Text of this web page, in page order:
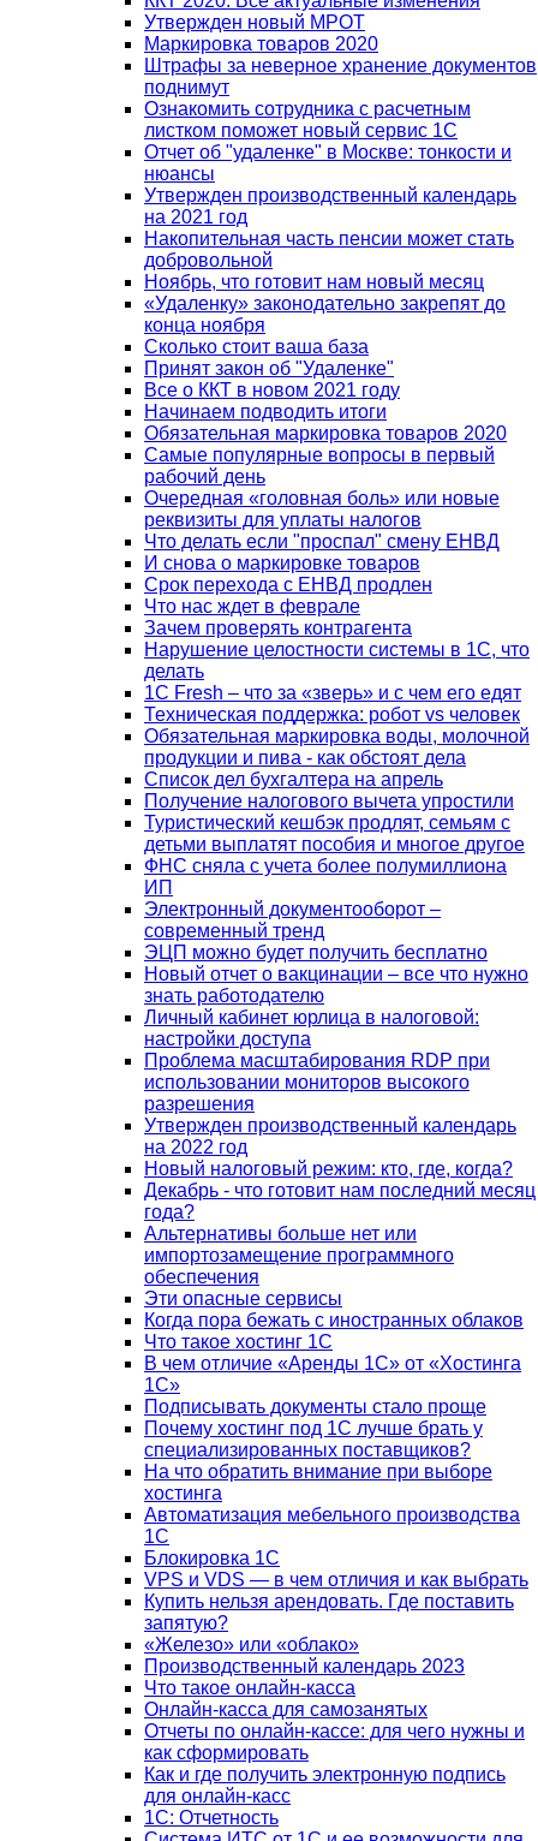
Утвержден новый МРОТ
Маркировка товаров 2020
Штрафы за неверное хранение документов
поднимут
Ознакомить сотрудника с расчетным
листком поможет новый сервис 1С
Отчет об "удаленке" в Москве: тонкости и
нюансы
Утвержден производственный календарь
на 2021 год
Накопительная часть пенсии может стать
добровольной
Ноябрь, что готовит нам новый месяц
«Удаленку» законодательно закрепят до
конца ноября
Сколько стоит ваша база
Принят закон об "Удаленке"
Все о ККТ в новом 2021 году
Начинаем подводить итоги
Обязательная маркировка товаров 2020
Самые популярные вопросы в первый
рабочий день
Очередная «головная боль» или новые
реквизиты для уплаты налогов
Что делать если "проспал" смену ЕНВД
И снова о маркировке товаров
Срок перехода с ЕНВД продлен
Что нас ждет в феврале
Зачем проверять контрагента
Нарушение целостности системы в 1С, что
делать
1С Fresh – что за «зверь» и с чем его едят
Техническая поддержка: робот vs человек
Обязательная маркировка воды, молочной
продукции и пива - как обстоят дела
Список дел бухгалтера на апрель
Получение налогового вычета упростили
Туристический кешбэк продлят, семьям с
детьми выплатят пособия и многое другое
ФНС сняла с учета более полумиллиона
ИП
Электронный документооборот –
современный тренд
ЭЦП можно будет получить бесплатно
Новый отчет о вакцинации – все что нужно
знать работодателю
Личный кабинет юрлица в налоговой:
настройки доступа
Проблема масштабирования RDP при
использовании мониторов высокого
разрешения
Утвержден производственный календарь
на 2022 год
Новый налоговый режим: кто, где, когда?
Декабрь - что готовит нам последний месяц
года?
Альтернативы больше нет или
импортозамещение программного
обеспечения
Эти опасные сервисы
Когда пора бежать с иностранных облаков
Что такое хостинг 1С
В чем отличие «Аренды 1С» от «Хостинга
1С»
Подписывать документы стало проще
Почему хостинг под 1С лучше брать у
специализированных поставщиков?
На что обратить внимание при выборе
хостинга
Автоматизация мебельного производства
1С
Блокировка 1С
VPS и VDS — в чем отличия и как выбрать
Купить нельзя арендовать. Где поставить
запятую?
«Железо» или «облако»
Производственный календарь 2023
Что такое онлайн-касса
Онлайн-касса для самозанятых
Отчеты по онлайн-кассе: для чего нужны и
как сформировать
Как и где получить электронную подпись
для онлайн-касс
1С: Отчетность